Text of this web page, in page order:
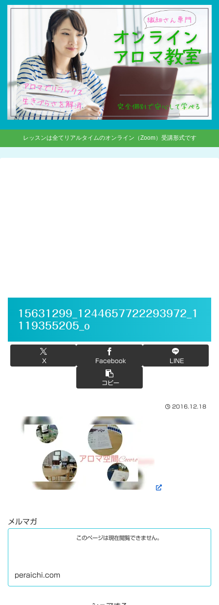
レッスンは全てリアルタイムのオンライン（Zoom）受講形式です
15631299_1244657722293972_1
119355205_o
X Facebook LINE
コピー
2016.12.18
メルマガ
このページは現在閲覧できません。
peraichi.com